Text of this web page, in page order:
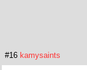
#16 kamysaints